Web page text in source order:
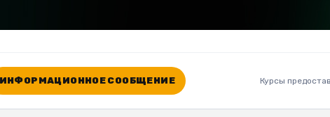
ИНФОРМАЦИОННОЕ СООБЩЕНИЕ Курсы